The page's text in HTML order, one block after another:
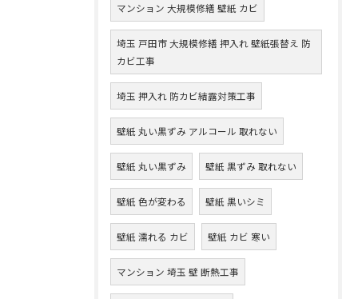
マンション 大規模修繕 壁紙 カビ
埼玉 戸田市 大規模修繕 押入れ 壁紙張替え 防
カビ工事
埼玉 押入れ 防カビ結露対策工事
壁紙 丸い黒ずみ アルコール 取れない
壁紙 丸い黒ずみ 壁紙 黒ずみ 取れない
壁紙 色が変わる 壁紙 黒いシミ
壁紙 濡れる カビ 壁紙 カビ 寒い
マンション 埼玉 壁 断熱工事